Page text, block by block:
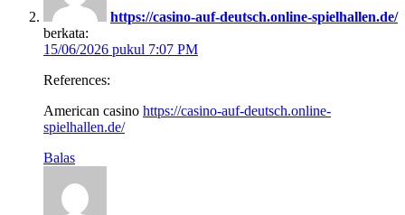
https://casino-auf-deutsch.online-spielhallen.de/
berkata:
15/06/2026 pukul 7:07 PM
References:
American casino https://casino-auf-deutsch.online-
spielhallen.de/
Balas